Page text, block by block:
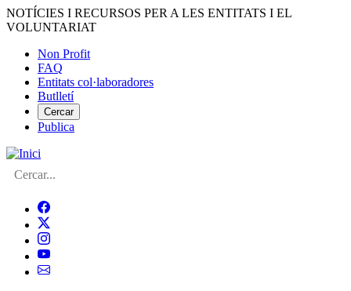
Vés
al
NOTÍCIES I RECURSOS PER A LES ENTITATS I EL
VOLUNTARIAT
Menú
del
compte
d'usuari
Non Profit
FAQ
Entitats col·laboradores
Butlletí
Cercar
Publica
Cerca